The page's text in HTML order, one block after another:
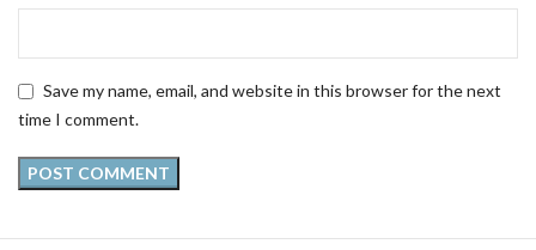
Save my name, email, and website in this browser for the next
time I comment.